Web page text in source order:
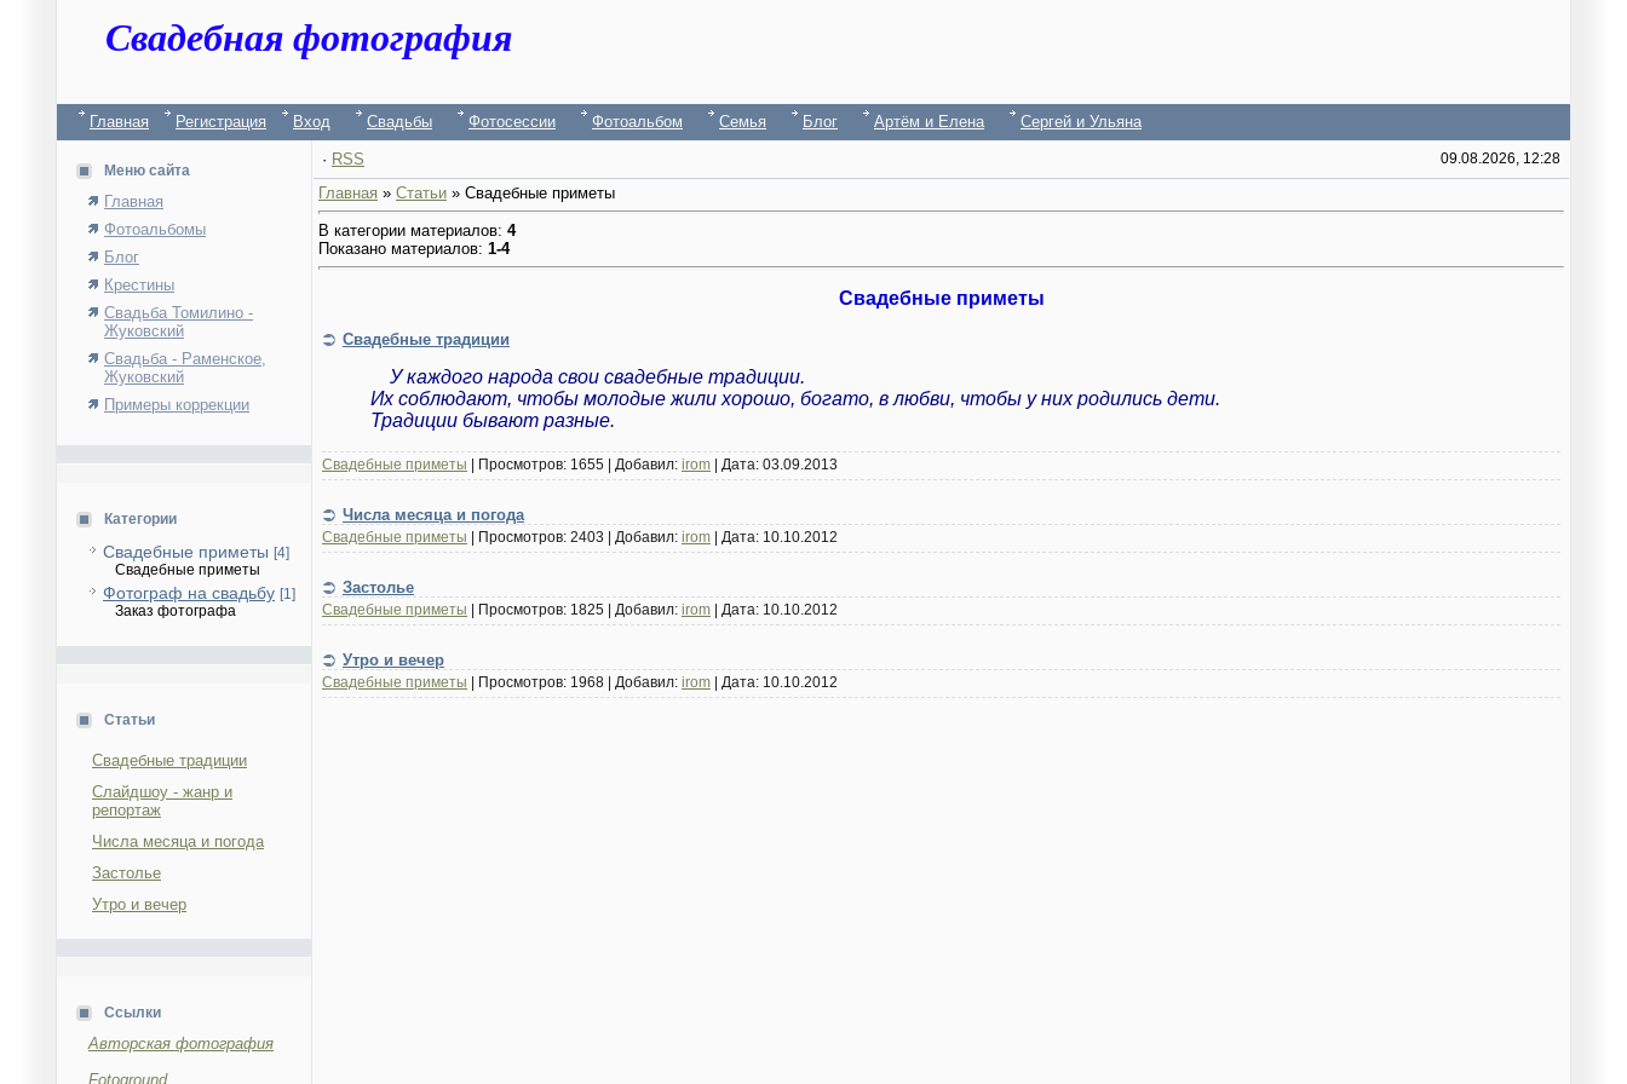
Свадебная фотография
Главная Регистрация Вход Свадьбы Фотосессии Фотоальбом Семья Блог Артём и Елена Сергей и Ульяна
Меню сайта
Главная
Фотоальбомы
Блог
Крестины
Свадьба Томилино -
Жуковский
Свадьба - Раменское,
Жуковский
Примеры коррекции
Категории
Свадебные приметы [4]
Свадебные приметы
Фотограф на свадьбу [1]
Заказ фотографа
Статьи
Свадебные традиции
Слайдшоу - жанр и
репортаж
Числа месяца и погода
Застолье
Утро и вечер
Ссылки
Авторская фотография
Fotoground
· RSS 09.08.2026, 12:28
Главная » Статьи » Свадебные приметы
В категории материалов: 4
Показано материалов: 1-4
Свадебные приметы
Свадебные традиции
У каждого народа свои свадебные традиции.
Их соблюдают, чтобы молодые жили хорошо, богато, в любви, чтобы у них родились дети.
Традиции бывают разные.
Свадебные приметы | Просмотров: 1655 | Добавил: irom | Дата: 03.09.2013
Числа месяца и погода
Свадебные приметы Просмотров: 2403 Добавил: irom Дата: 10.10.2012
Застолье
Свадебные приметы Просмотров: 1825 Добавил: irom Дата: 10.10.2012
Утро и вечер
Свадебные приметы Просмотров: 1968 Добавил: irom Дата: 10.10.2012